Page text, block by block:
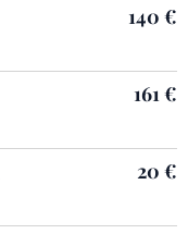
140 €
161 €
20 €